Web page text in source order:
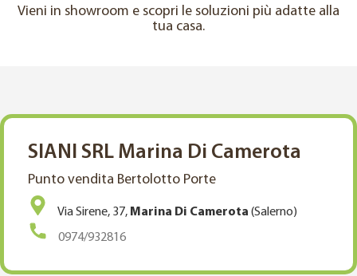
Vieni in showroom e scopri le soluzioni più adatte alla
tua casa.
SIANI SRL Marina Di Camerota
Punto vendita Bertolotto Porte
Via Sirene, 37, Marina Di Camerota (Salerno)
0974/932816